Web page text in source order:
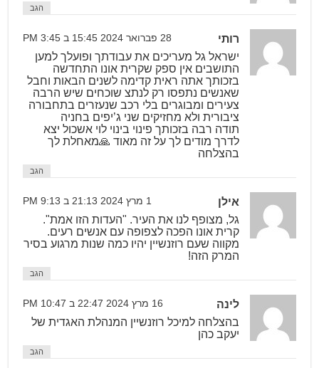
הגב
רותי 28 פברואר 2024 15:45 ב 3:45 PM
ישראל גל מעריכים את עבודתך ופועלך למען
התושבים אין ספק שקרית אונו התחדשה
בזכותך אתה ראית קדימה לשנים הבאות וחבל
שאנשים נתפסו רק לנתצ שוכחים שיש הרבה
צעירים ומבוגרים בלי רכב שנעזרים בתחבורה
ציבורית ולא מחזיקים שני ג’יפים בחניה
תודה רבה בזכותך פינוי בינוי לוי אשכול יצא
לדרך מודים לך על זה מאוד 🙏מאחלת לך
בהצלחה
הגב
אילן 1 מרץ 2024 21:13 ב 9:13 PM
גל, מצופף לנו את העיר. "העדות הזו אמת".
קרית אונו הפכה לצפופה עם אנשים רעים.
מקווה שעם רוזנשיין יהיו כמה שנות מרגוע בסיר
המרק הזה!
הגב
לינה 16 מרץ 2024 22:47 ב 10:47 PM
בהצלחה למיכל רוזנשיין המנהלת האגדית של
יעקב כהן
הגב